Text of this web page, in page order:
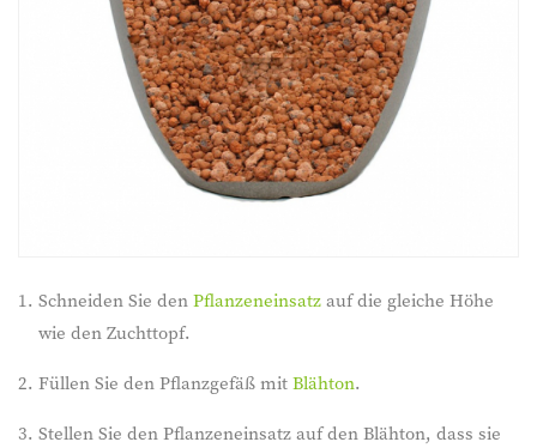
Schneiden Sie denPflanzeneinsatzauf die gleiche Höhe
wie den Zuchttopf.
Füllen Sie den Pflanzgefäß mitBlähton.
Stellen Sie den Pflanzeneinsatz auf den Blähton, dass sie